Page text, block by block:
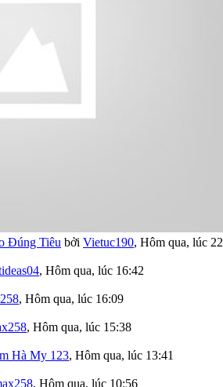
Đúng Tiêu bởi Vietuc190, Hôm qua, lúc
, Hôm qua, lúc 16:42
, Hôm qua, lúc 16:09
, Hôm qua, lúc 15:38
Hà My 123, Hôm qua, lúc 13:41
, Hôm qua, lúc 10:56